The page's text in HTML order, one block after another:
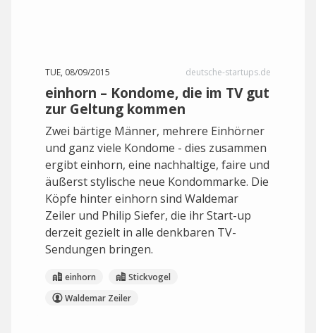
TUE, 08/09/2015 deutsche-startups.de
einhorn – Kondome, die im TV gut
zur Geltung kommen
Zwei bärtige Männer, mehrere Einhörner
und ganz viele Kondome - dies zusammen
ergibt einhorn, eine nachhaltige, faire und
äußerst stylische neue Kondommarke. Die
Köpfe hinter einhorn sind Waldemar
Zeiler und Philip Siefer, die ihr Start-up
derzeit gezielt in alle denkbaren TV-
Sendungen bringen.
einhorn
Stickvogel
Waldemar Zeiler